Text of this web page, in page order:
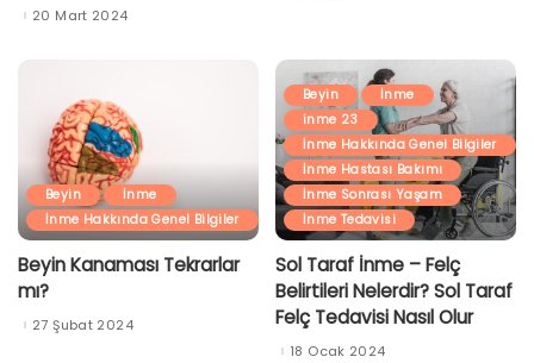
20 Mart 2024
Beyin
İnme
İnme Hakkında Genel Bilgiler
Beyin Kanaması Tekrarlar
mı?
27 Şubat 2024
Beyin
İnme
inme 23
İnme Hakkında Genel Bilgiler
İnme Hastası Bakımı
İnme Sonrası Yaşam
İnme Tedavisi
Sol Taraf İnme – Felç
Belirtileri Nelerdir? Sol Taraf
Felç Tedavisi Nasıl Olur
18 Ocak 2024